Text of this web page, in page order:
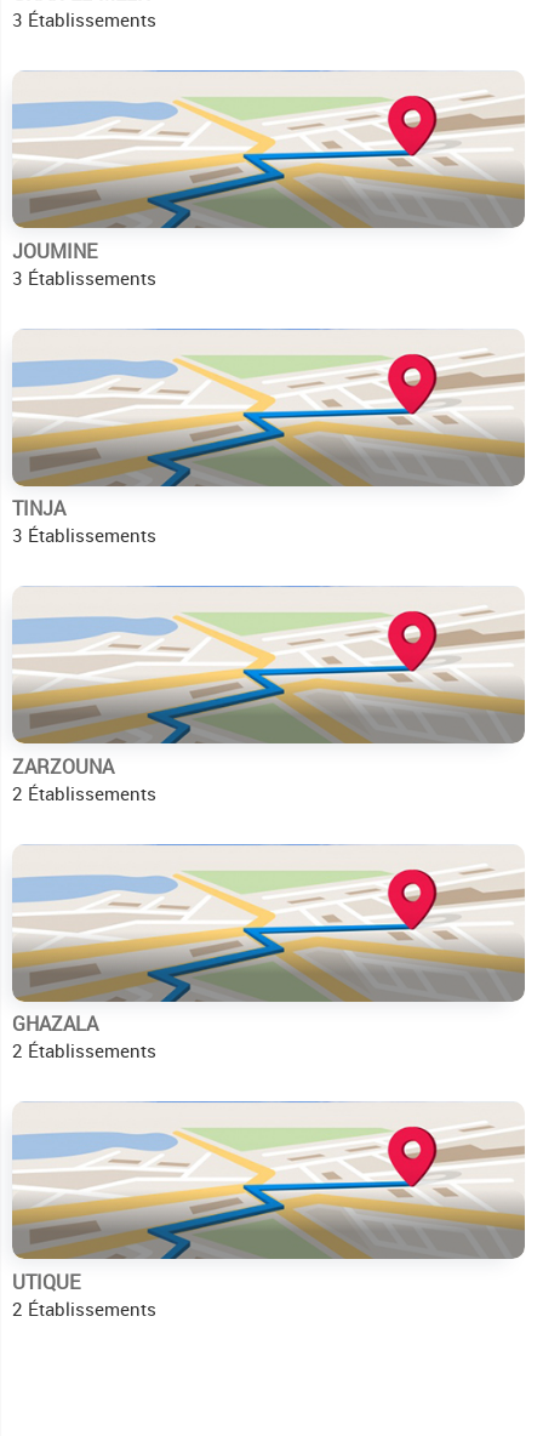
3 Établissements
JOUMINE
3 Établissements
TINJA
3 Établissements
ZARZOUNA
2 Établissements
GHAZALA
2 Établissements
UTIQUE
2 Établissements